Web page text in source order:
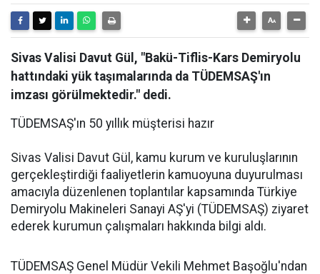
Sivas Valisi Davut Gül, "Bakü-Tiflis-Kars Demiryolu
hattındaki yük taşımalarında da TÜDEMSAŞ'ın
imzası görülmektedir." dedi.
TÜDEMSAŞ'ın 50 yıllık müşterisi hazır
Sivas Valisi Davut Gül, kamu kurum ve kuruluşlarının
gerçekleştirdiği faaliyetlerin kamuoyuna duyurulması
amacıyla düzenlenen toplantılar kapsamında Türkiye
Demiryolu Makineleri Sanayi AŞ'yi (TÜDEMSAŞ) ziyaret
ederek kurumun çalışmaları hakkında bilgi aldı.
TÜDEMSAŞ Genel Müdür Vekili Mehmet Başoğlu'ndan